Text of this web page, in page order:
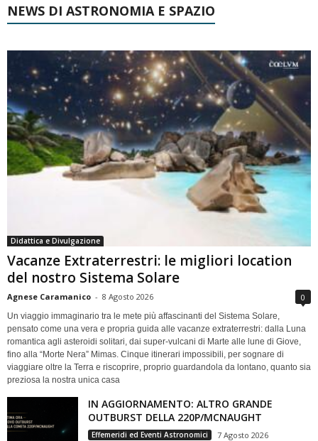
NEWS DI ASTRONOMIA E SPAZIO
Didattica e Divulgazione
Vacanze Extraterrestri: le migliori location
del nostro Sistema Solare
Agnese Caramanico - 8 Agosto 2026 0
Un viaggio immaginario tra le mete più affascinanti del Sistema Solare,
pensato come una vera e propria guida alle vacanze extraterrestri: dalla Luna
romantica agli asteroidi solitari, dai super-vulcani di Marte alle lune di Giove,
fino alla “Morte Nera” Mimas. Cinque itinerari impossibili, per sognare di
viaggiare oltre la Terra e riscoprire, proprio guardandola da lontano, quanto sia
preziosa la nostra unica casa
IN AGGIORNAMENTO: ALTRO GRANDE
OUTBURST DELLA 220P/MCNAUGHT
Effemeridi ed Eventi Astronomici 7 Agosto 2026